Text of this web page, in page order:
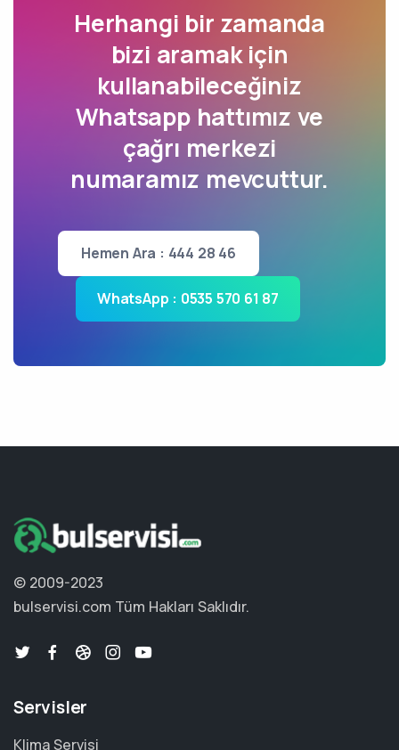
Herhangi bir zamanda
bizi aramak için
kullanabileceğiniz
Whatsapp hattımız ve
çağrı merkezi
numaramız mevcuttur.
Hemen Ara : 444 28 46
WhatsApp : 0535 570 61 87
© 2009-2023
bulservisi.com Tüm Hakları Saklıdır.
Servisler
Klima Servisi